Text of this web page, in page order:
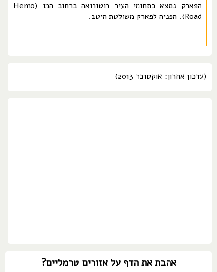
הפארק נמצא בתחומי העיר רוטורואה ברחוב המו (Hemo
Road). הפניה לפארק משולטת היטב.
(עדכון אחרון: אוקטובר 2013)
אהבת את הדף על אזורים טרמליים?